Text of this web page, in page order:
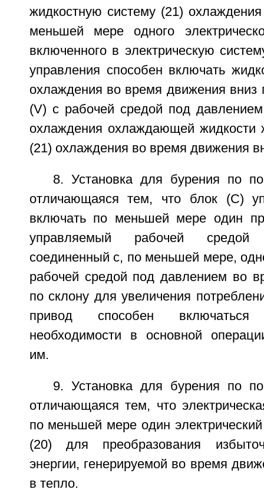
жидкостную систему (21)
меньшей мере одного
включенного в электрическую
управления способен включать
охлаждения во время движения вниз
(V) с рабочей средой под
охлаждения охлаждающей жидкости
(21) охлаждения во время движения
8. Установка для бурения по
отличающаяся тем, что блок (C)
включать по меньшей мере один
управляемый рабочей
соединенный с, по меньшей мере,
рабочей средой под давлением во
по склону для увеличения
привод способен
необходимости в основной
им.
9. Установка для бурения по
отличающаяся тем, что
по меньшей мере один
(20) для преобразования
энергии, генерируемой во время
в тепло.